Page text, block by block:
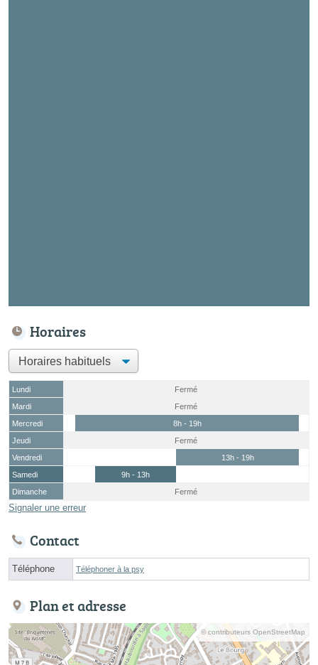
Horaires
Lundi
Fermé
Mardi
Fermé
Mercredi
8h - 19h
Jeudi
Fermé
Vendredi
13h - 19h
Samedi
9h - 13h
Dimanche
Fermé
Signaler une erreur
Contact
Téléphone Téléphoner à la psy
Plan et adresse
© contributeurs OpenStreetMap